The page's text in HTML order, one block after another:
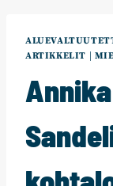
ARTIKKELIT |